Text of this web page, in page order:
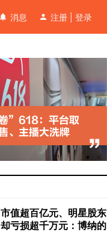
消息 注册 登录
市值超百亿元、明星股东
却亏损超千万元：博纳的